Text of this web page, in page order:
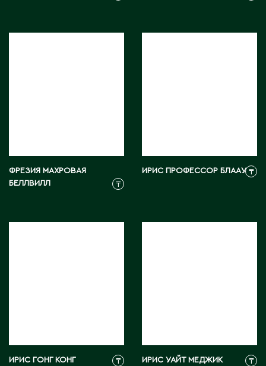
Шульбинск
ФРЕЗИЯ МАХРОВАЯ
БЕЛЛВИЛЛ
₸
ИРИС ПРОФЕССОР БЛААУ ₸
ИРИС ГОНГ КОНГ ₸ ИРИС УАЙТ МЕДЖИК ₸